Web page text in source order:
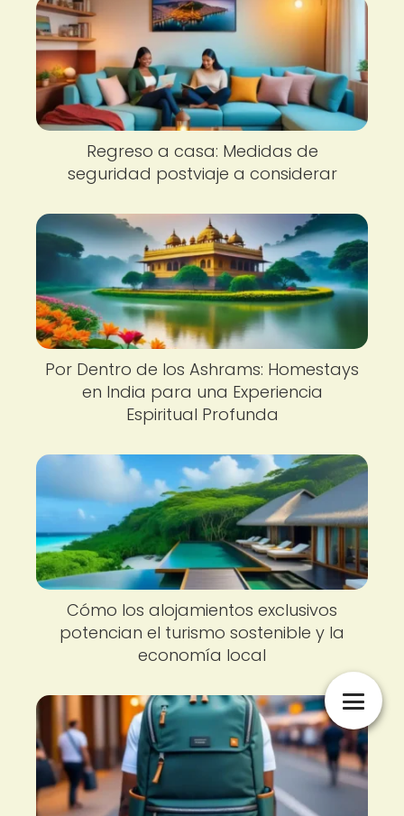
Regreso a casa: Medidas de
seguridad postviaje a considerar
Por Dentro de los Ashrams: Homestays
en India para una Experiencia
Espiritual Profunda
Cómo los alojamientos exclusivos
potencian el turismo sostenible y la
economía local